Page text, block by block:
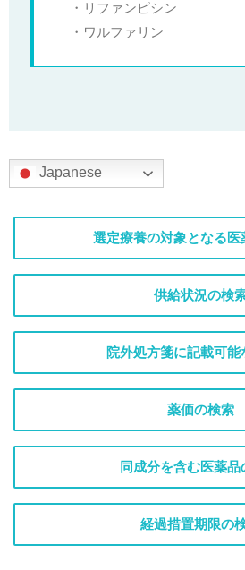
・リファンピシン
・ワルファリン
Japanese
選定療養の対象となる医
供給状況の検
院外処方箋に記載可能
薬価の検索
同成分を含む医薬品
経過措置期限の